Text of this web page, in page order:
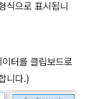
식으로 표시됩니
터를 클립보드로
니다.)